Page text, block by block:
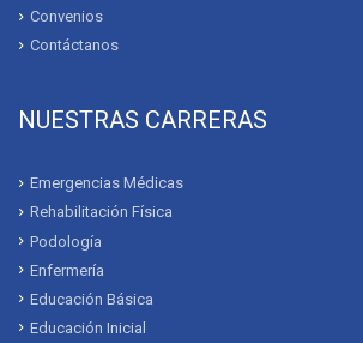
Convenios
Contáctanos
NUESTRAS CARRERAS
Emergencias Médicas
Rehabilitación Física
Podología
Enfermería
Educación Básica
Educación Inicial